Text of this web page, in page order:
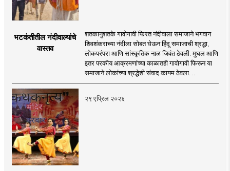
भटकंतीतील नंदीवाल्यांचे
वास्तव
शतकानुशतके गावोगावी फिरत नंदीवाला समाजाने भगवान
शिवशंकराच्या नंदीला सोबत घेऊन हिंदू समाजाची श्रद्धा,
लोकपरंपरा आणि सांस्कृतिक नाळ जिवंत ठेवली. मुघल आणि
इतर परकीय आक्रमणांच्या काळातही गावोगावी फिरून या
समाजाने लोकांच्या श्रद्धेशी संवाद कायम ठेवला. ..
२९ एप्रिल २०२६